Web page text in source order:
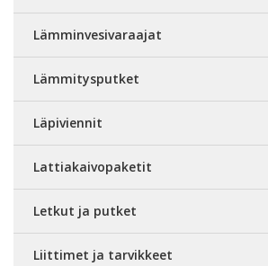
Lämminvesivaraajat
Lämmitysputket
Läpiviennit
Lattiakaivopaketit
Letkut ja putket
Liittimet ja tarvikkeet